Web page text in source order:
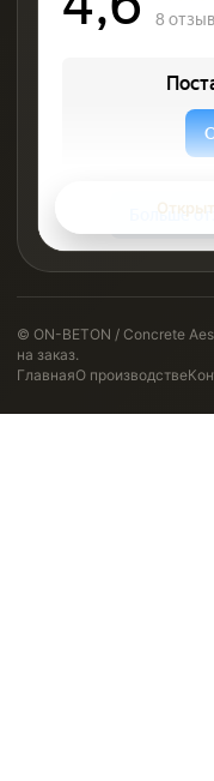
© ON-BETON / Concrete
на заказ.
ГлавнаяО производстве